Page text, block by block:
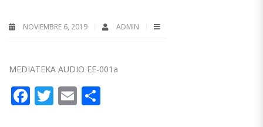
NOVIEMBRE 6, 2019 ADMIN
MEDIATEKA AUDIO EE-001a
Facebook
Twitter
Email